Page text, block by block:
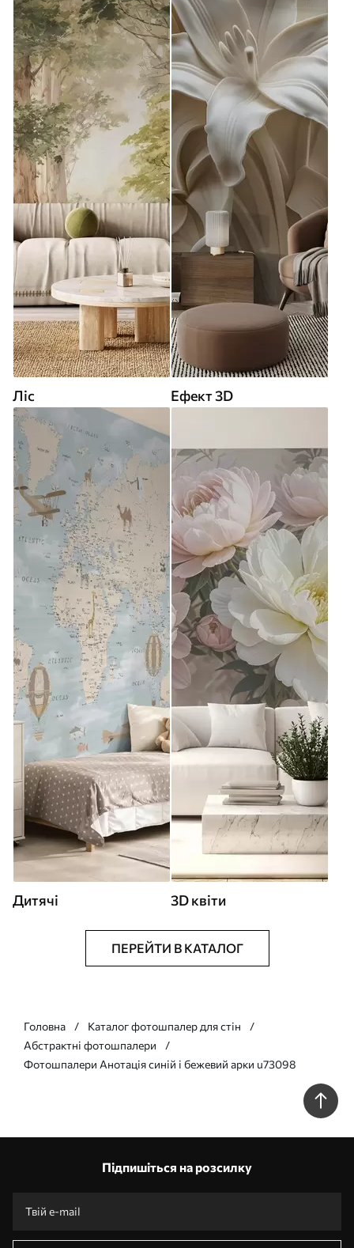
Ліс Ефект 3D
Дитячі 3D квіти
ПЕРЕЙТИ В КАТАЛОГ
Головна
Каталог фотошпалер для стін
Абстрактні фотошпалери
Фотошпалери Анотація синій і бежевий арки u73098
Підпишіться на розсилку